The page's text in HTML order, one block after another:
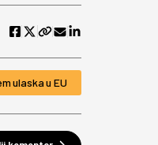
ulaska u EU